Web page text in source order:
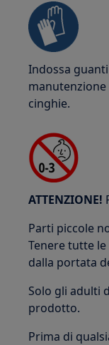
Indossa
cinghie.
ATTENZIONE!
Parti piccole
Tenere tutte
dalla portata
Solo gli adulti
prodotto.
Prima di